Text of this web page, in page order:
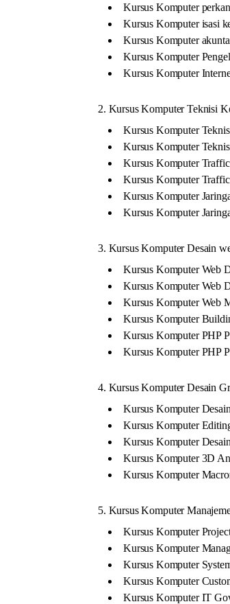
Kursus Komputer
Kursus Komputer isasi
Kursus Komputer
Kursus Komputer
Kursus Komputer
2. Kursus Komputer Teknisi
Kursus Komputer
Kursus Komputer
Kursus Komputer
Kursus Komputer
Kursus Komputer
Kursus Komputer
3. Kursus Komputer Desain
Kursus Komputer Web
Kursus Komputer Web
Kursus Komputer Web
Kursus Komputer
Kursus Komputer PHP
Kursus Komputer PHP
4. Kursus Komputer Desain
Kursus Komputer
Kursus Komputer
Kursus Komputer
Kursus Komputer 3D
Kursus Komputer
5. Kursus Komputer
Kursus Komputer
Kursus Komputer
Kursus Komputer
Kursus Komputer
Kursus Komputer IT